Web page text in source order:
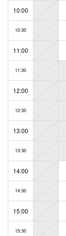
10:00
10:30
11:00
11:30
12:00
12:30
13:00
13:30
14:00
14:30
15:00
15:30